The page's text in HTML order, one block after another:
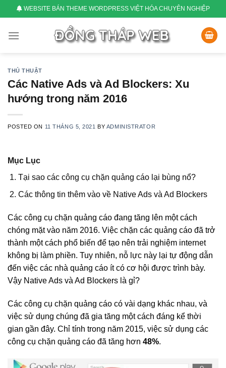
to
content
WEBSITE BÁN THEME WORDPRESS VIỆT HÓA CHUYÊN NGHIỆP
THỦ THUẬT
Các Native Ads và Ad Blockers: Xu
hướng trong năm 2016
POSTED ON 11 THÁNG 5, 2021 BY ADMINISTRATOR
Mục Lục
Tại sao các công cụ chặn quảng cáo lại bùng nổ?
Các thông tin thêm vào về Native Ads và Ad Blockers
Các công cụ chặn quảng cáo đang tăng lên một cách
chóng mặt vào năm 2016. Việc chặn các quảng cáo đã trở
thành một cách phổ biến để tạo nên trải nghiệm internet
không bị làm phiền. Tuy nhiên, nỗ lực này lại tự động dẫn
đến việc các nhà quảng cáo ít có cơ hội được trình bày.
Vậy Native Ads và Ad Blockers là gỉ?
Các công cụ chặn quảng cáo có vài dạng khác nhau, và
việc sử dụng chúng đã gia tăng một cách đáng kể thời
gian gần đây. Chỉ tính trong năm 2015, việc sử dụng các
công cụ chặn quảng cáo đã tăng hơn 48%.